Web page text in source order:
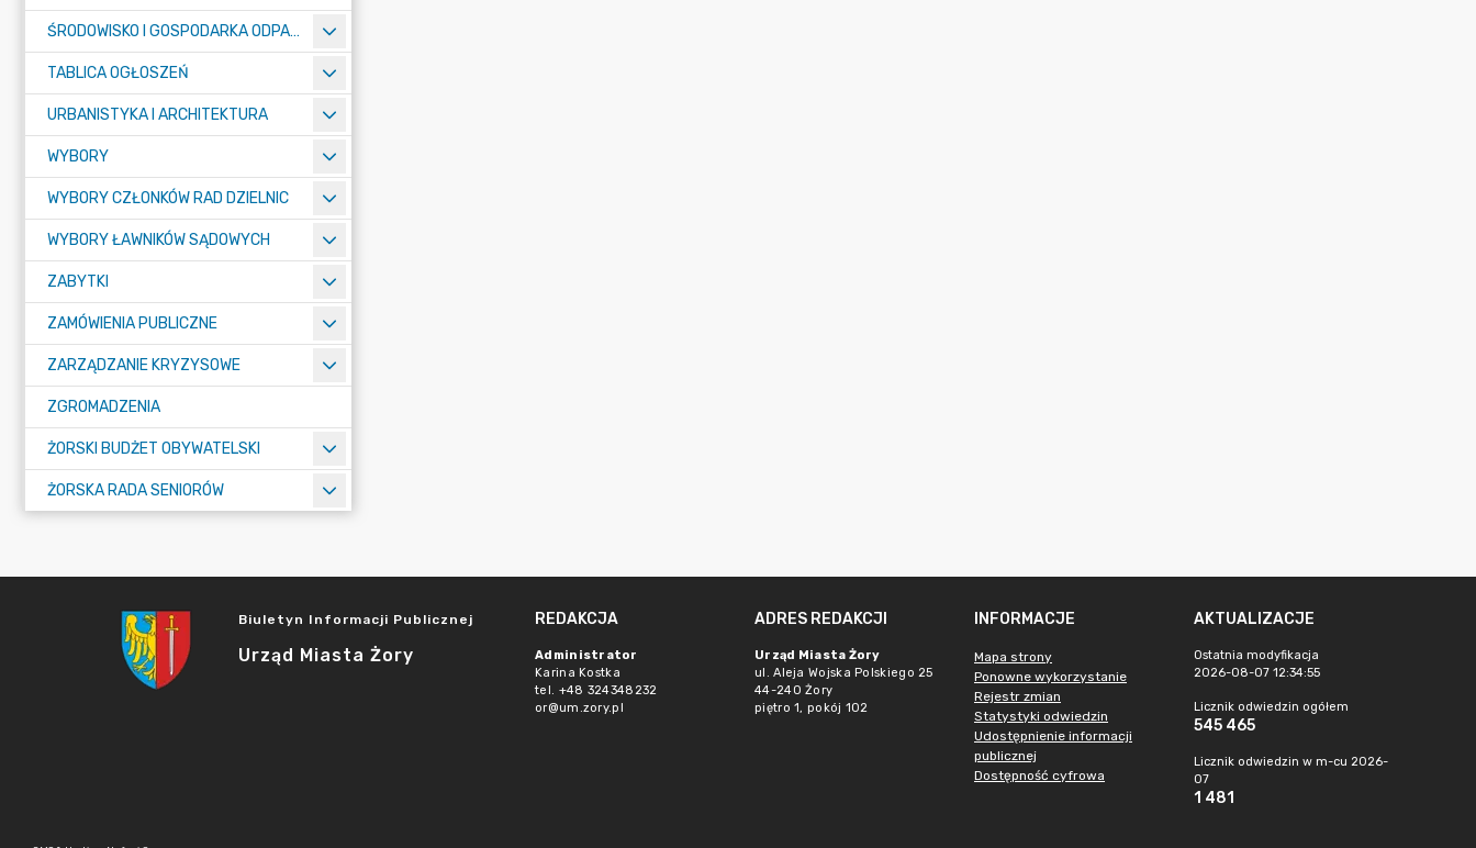
ŚRODOWISKO I GOSPODARKA ODPADAMI
TABLICA OGŁOSZEŃ
URBANISTYKA I ARCHITEKTURA
WYBORY
WYBORY CZŁONKÓW RAD DZIELNIC
WYBORY ŁAWNIKÓW SĄDOWYCH
ZABYTKI
ZAMÓWIENIA PUBLICZNE
ZARZĄDZANIE KRYZYSOWE
ZGROMADZENIA
ŻORSKI BUDŻET OBYWATELSKI
ŻORSKA RADA SENIORÓW
Biuletyn Informacji Publicznej
Urząd Miasta Żory
REDAKCJA
Administrator
Karina Kostka
tel. +48 324348232
or@um.zory.pl
ADRES REDAKCJI
Urząd Miasta Żory
ul. Aleja Wojska Polskiego 25
44-240 Żory
piętro 1, pokój 102
INFORMACJE
Mapa strony
Ponowne wykorzystanie
Rejestr zmian
Statystyki odwiedzin
Udostępnienie informacji
publicznej
Dostępność cyfrowa
AKTUALIZACJE
Ostatnia modyfikacja
2026-08-07 12:34:55
Licznik odwiedzin ogółem
545 465
Licznik odwiedzin w m-cu 2026-
07
1 481